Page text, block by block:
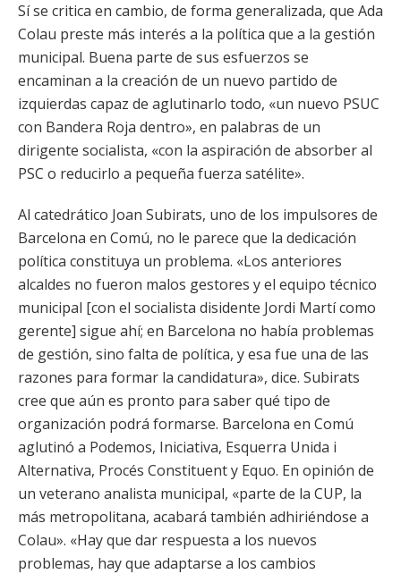
Sí se critica en cambio, de forma generalizada, que Ada
Colau preste más interés a la política que a la gestión
municipal. Buena parte de sus esfuerzos se
encaminan a la creación de un nuevo partido de
izquierdas capaz de aglutinarlo todo, «un nuevo PSUC
con Bandera Roja dentro», en palabras de un
dirigente socialista, «con la aspiración de absorber al
PSC o reducirlo a pequeña fuerza satélite».
Al catedrático Joan Subirats, uno de los impulsores de
Barcelona en Comú, no le parece que la dedicación
política constituya un problema. «Los anteriores
alcaldes no fueron malos gestores y el equipo técnico
municipal [con el socialista disidente Jordi Martí como
gerente] sigue ahí; en Barcelona no había problemas
de gestión, sino falta de política, y esa fue una de las
razones para formar la candidatura», dice. Subirats
cree que aún es pronto para saber qué tipo de
organización podrá formarse. Barcelona en Comú
aglutinó a Podemos, Iniciativa, Esquerra Unida i
Alternativa, Procés Constituent y Equo. En opinión de
un veterano analista municipal, «parte de la CUP, la
más metropolitana, acabará también adhiriéndose a
Colau». «Hay que dar respuesta a los nuevos
problemas, hay que adaptarse a los cambios